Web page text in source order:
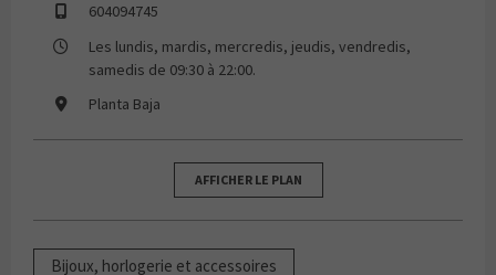
604094745
Les lundis, mardis, mercredis, jeudis, vendredis,
samedis de 09:30 à 22:00.
Planta Baja
AFFICHER LE PLAN
Bijoux, horlogerie et accessoires